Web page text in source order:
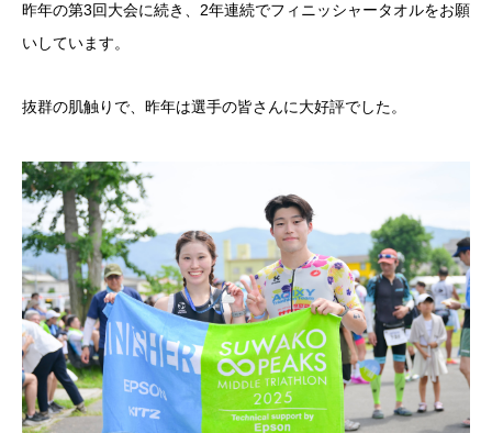
昨年の第3回大会に続き、 2年連続でフィニッシャータオルをお願
いしています。
抜群の肌触りで、昨年は選手の皆さんに大好評でした。